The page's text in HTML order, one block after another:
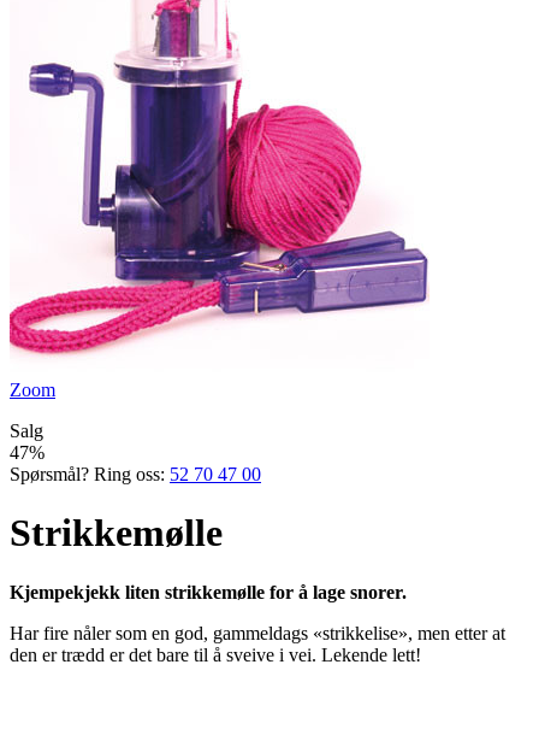
Zoom
Salg
47%
Spørsmål? Ring oss: 52 70 47 00
Strikkemølle
Kjempekjekk liten strikkemølle for å lage snorer.
Har fire nåler som en god, gammeldags «strikke­lise», men etter at
den er trædd er det bare til å sveive i vei. Lekende lett!